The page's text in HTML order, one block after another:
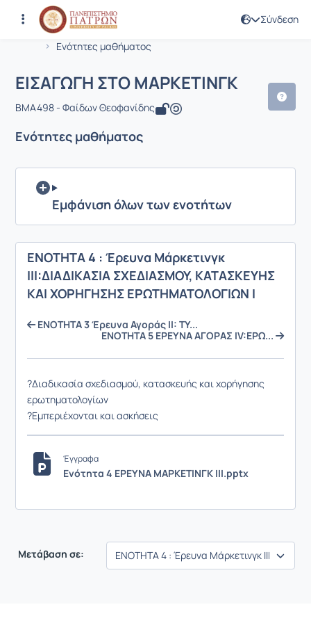
Σύνδεση
Αρχική Σελίδα
Ενότητες μαθήματος
Μάθημα : ΕΙΣΑΓΩΓΗ ΣΤΟ ΜΑΡΚΕΤΙΝΓΚ
Κωδικός : BMA498
ΕΙΣΑΓΩΓΗ ΣΤΟ ΜΑΡΚΕΤΙΝΓΚ
BMA498 - Φαίδων Θεοφανίδης
Ενότητες μαθήματος
Εμφάνιση όλων των ενοτήτων
ΕΝΟΤΗΤΑ 4 : Έρευνα Μάρκετινγκ
ΙΙΙ:ΔΙΑΔΙΚΑΣΙΑ ΣΧΕΔΙΑΣΜΟΥ, ΚΑΤΑΣΚΕΥΗΣ
ΚΑΙ ΧΟΡΗΓΗΣΗΣ ΕΡΩΤΗΜΑΤΟΛΟΓΙΩΝ I
ΕΝΟΤΗΤΑ 3 Έρευνα Αγοράς ΙΙ: ΤΥ...
ΕΝΟΤΗΤΑ 5 ΕΡΕΥΝΑ ΑΓΟΡΑΣ ΙV:ΕΡΩ...
?Διαδικασία σχεδιασμού, κατασκευής και χορήγησης
ερωτηματολογίων
?Εμπεριέχονται και ασκήσεις
Έγγραφα
Ενότητα 4 ΕΡΕΥΝΑ ΜΑΡΚΕΤΙΝΓΚ ΙΙΙ.pptx
Μετάβαση σε: